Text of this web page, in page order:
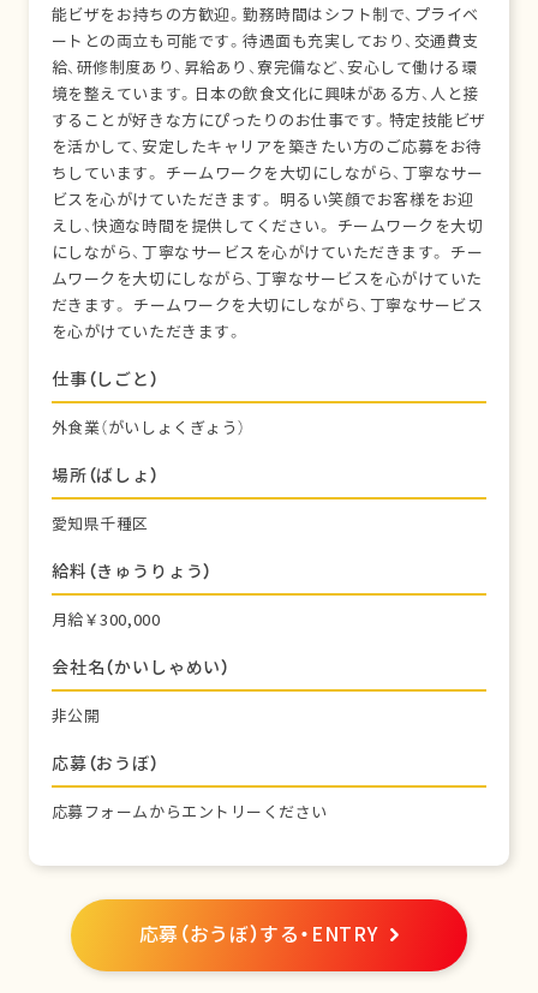
能ビザをお持ちの方歓迎。勤務時間はシフト制で、プライベ
ートとの両立も可能です。待遇面も充実しており、交通費支
給、研修制度あり、昇給あり、寮完備など、安心して働ける環
境を整えています。日本の飲食文化に興味がある方、人と接
することが好きな方にぴったりのお仕事です。特定技能ビザ
を活かして、安定したキャリアを築きたい方のご応募をお待
ちしています。 チームワークを大切にしながら、丁寧なサー
ビスを心がけていただきます。 明るい笑顔でお客様をお迎
えし、快適な時間を提供してください。 チームワークを大切
にしながら、丁寧なサービスを心がけていただきます。 チー
ムワークを大切にしながら、丁寧なサービスを心がけていた
だきます。 チームワークを大切にしながら、丁寧なサービス
を心がけていただきます。
仕事（しごと）
外食業（がいしょくぎょう）
場所（ばしょ）
愛知県千種区
給料（きゅうりょう）
月給￥300,000
会社名（かいしゃめい）
非公開
応募（おうぼ）
応募フォームからエントリーください
応募（おうぼ）する・ENTRY